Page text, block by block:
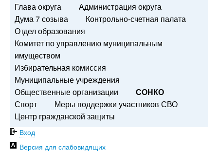
Глава округа
Администрация округа
Дума 7 созыва
Контрольно-счетная палата
Отдел образования
Комитет по управлению муниципальным
имуществом
Избирательная комиссия
Муниципальные учреждения
Общественные организации
СОНКО
Спорт
Меры поддержки участников СВО
Центр гражданской защиты
Вход
Версия для слабовидящих